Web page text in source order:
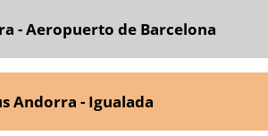
- Aeropuerto de Barcelona
Andorra - Igualada